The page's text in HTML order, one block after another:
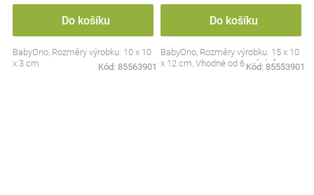
Do košíku
BabyOno, Rozměry výrobku: 10 x 10
x 3 cm
Kód: 85563901
Do košíku
BabyOno, Rozměry výrobku: 15 x 10
x 12 cm, Vhodné od 6 měsíců
Kód: 85553901